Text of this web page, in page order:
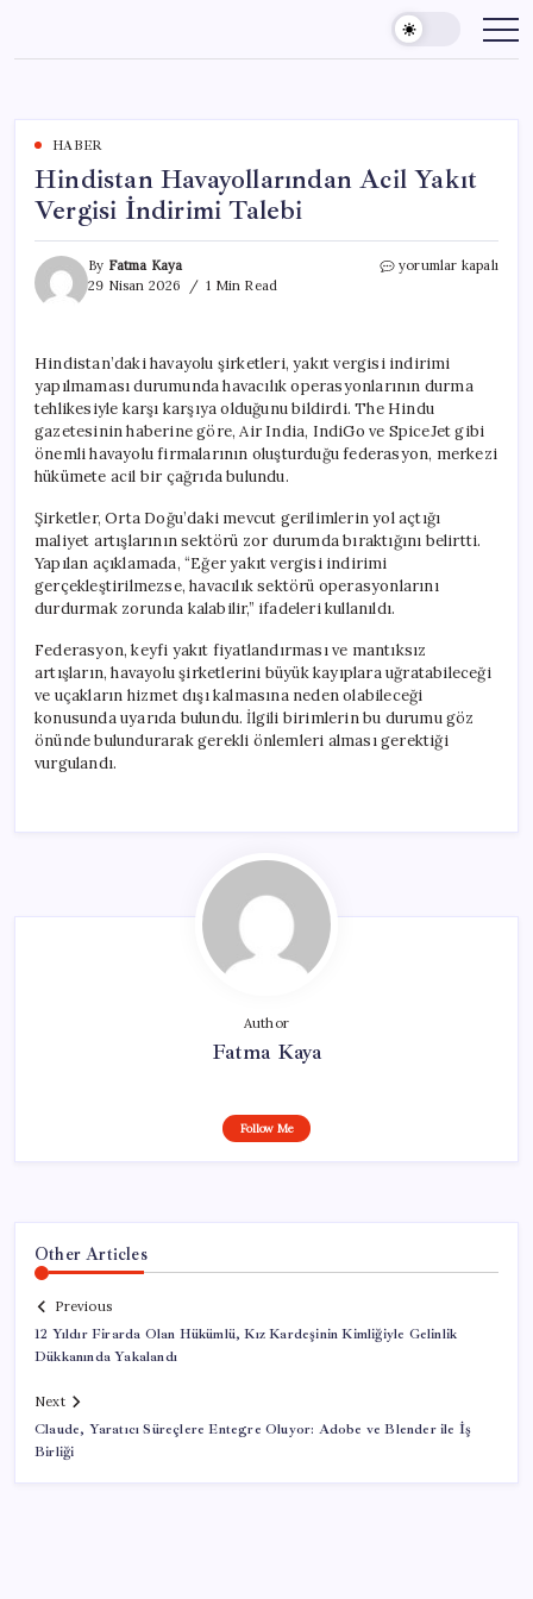
content
HABER
Hindistan Havayollarından Acil Yakıt
Vergisi İndirimi Talebi
By Fatma Kaya
29 Nisan 2026
1 Min Read
Hindistan
İndirimi
Talebi
için
yorumlar kapalı
Hindistan’daki havayolu şirketleri, yakıt vergisi indirimi
yapılmaması durumunda havacılık operasyonlarının durma
tehlikesiyle karşı karşıya olduğunu bildirdi. The Hindu
gazetesinin haberine göre, Air India, IndiGo ve SpiceJet gibi
önemli havayolu firmalarının oluşturduğu federasyon, merkezi
hükümete acil bir çağrıda bulundu.
Şirketler, Orta Doğu’daki mevcut gerilimlerin yol açtığı
maliyet artışlarının sektörü zor durumda bıraktığını belirtti.
Yapılan açıklamada, “Eğer yakıt vergisi indirimi
gerçekleştirilmezse, havacılık sektörü operasyonlarını
durdurmak zorunda kalabilir,” ifadeleri kullanıldı.
Federasyon, keyfi yakıt fiyatlandırması ve mantıksız
artışların, havayolu şirketlerini büyük kayıplara uğratabileceği
ve uçakların hizmet dışı kalmasına neden olabileceği
konusunda uyarıda bulundu. İlgili birimlerin bu durumu göz
önünde bulundurarak gerekli önlemleri alması gerektiği
vurgulandı.
Author
Fatma Kaya
Follow Me
Other Articles
Previous
12 Yıldır Firarda Olan Hükümlü, Kız Kardeşinin Kimliğiyle Gelinlik
Dükkanında Yakalandı
Next
Claude, Yaratıcı Süreçlere Entegre Oluyor: Adobe ve Blender ile İş
Birliği